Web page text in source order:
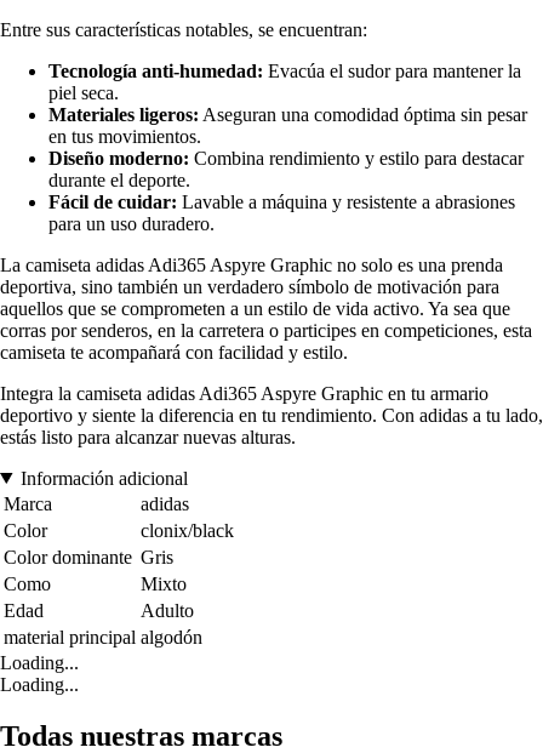
Entre sus características notables, se encuentran:
Tecnología anti-humedad: Evacúa el sudor para mantener la
piel seca.
Materiales ligeros: Aseguran una comodidad óptima sin pesar
en tus movimientos.
Diseño moderno: Combina rendimiento y estilo para destacar
durante el deporte.
Fácil de cuidar: Lavable a máquina y resistente a abrasiones
para un uso duradero.
La camiseta adidas Adi365 Aspyre Graphic no solo es una prenda
deportiva, sino también un verdadero símbolo de motivación para
aquellos que se comprometen a un estilo de vida activo. Ya sea que
corras por senderos, en la carretera o participes en competiciones, esta
camiseta te acompañará con facilidad y estilo.
Integra la camiseta adidas Adi365 Aspyre Graphic en tu armario
deportivo y siente la diferencia en tu rendimiento. Con adidas a tu lado,
estás listo para alcanzar nuevas alturas.
Información adicional
Marca
adidas
Color
clonix/black
Color dominante Gris
Como
Mixto
Edad
Adulto
material principal algodón
Loading...
Loading...
Todas nuestras marcas